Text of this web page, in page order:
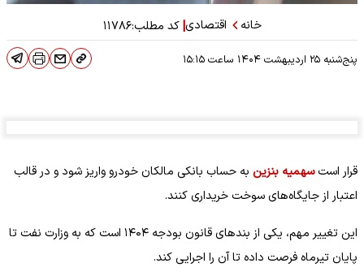
خانه اقتصادی| کد مطلب:۱۱۷۸۶
پنج‌شنبه ۲۵ اردیبهشت ۱۴۰۴ ساعت
قرار استسهمیه بنزین به حساب بانکی مالکان خودرو واریز شود و در قالب
اعتبار از جایگاه‌های سوخت خریداری کنند.
این تغییر مهم، یکی از بندهای قانون بودجه ۱۴۰۴ است که به وزارت نفت تا
پایان تیرماه فرصت داده تا آن را اجرایی کند.